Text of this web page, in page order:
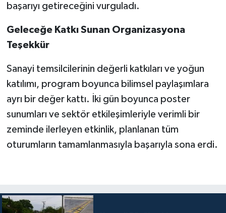
başarıyı getireceğini vurguladı.
Geleceğe Katkı Sunan Organizasyona
Teşekkür
Sanayi temsilcilerinin değerli katkıları ve yoğun
katılımı, program boyunca bilimsel paylaşımlara
ayrı bir değer kattı. İki gün boyunca poster
sunumları ve sektör etkileşimleriyle verimli bir
zeminde ilerleyen etkinlik, planlanan tüm
oturumların tamamlanmasıyla başarıyla sona erdi.